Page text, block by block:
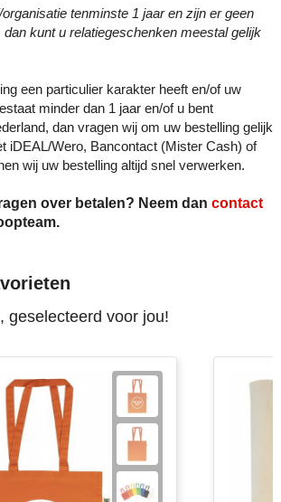
& fiets
& strand
tenminste 1 jaar en zijn er geen
dan kunt u relatiegeschenken meestal gelijk
een particulier karakter heeft en/of uw
minder dan 1 jaar en/of u bent
dan vragen wij om uw bestelling gelijk
iDEAL/Wero, Bancontact (Mister Cash) of
wij uw bestelling altijd snel verwerken.
over betalen? Neem dan contact
geselecteerd voor jou!